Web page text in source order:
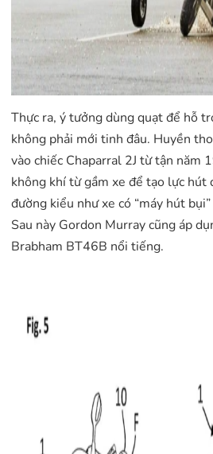
Thực ra, ý tưởng dùng quạt để hỗ
không phải mới tinh đâu. Huyền
vào chiếc Chaparral 2J từ tận năm
không khí từ gầm xe để tạo lực hút
đường kiểu như xe có “máy hút
Sau này Gordon Murray cũng áp
Brabham BT46B nổi tiếng.